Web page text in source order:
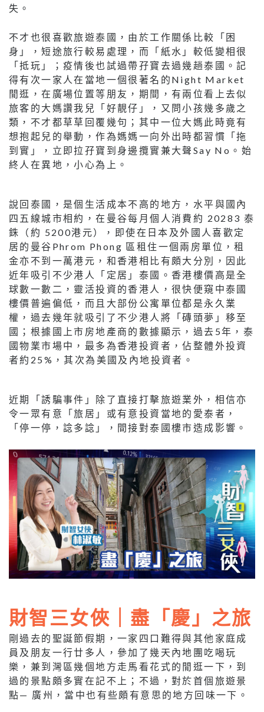
失。
不才也很喜歡旅遊泰國，由於工作關係比較「困
身」，短途旅行較易處理，而「紙水」較低變相很
「抵玩」；疫情後也試過帶孖寶去過幾趟泰國。記
得有次一家人在當地一個很著名的Night Market
閒逛，在廣場位置等朋友，期間，有兩位看上去似
旅客的大媽讚我兒「好靚仔」，又問小孩幾多歲之
類，不才都草草回覆幾句；其中一位大媽此時竟有
想抱起兒的舉動，作為媽媽一向外出時都習慣「拖
到實」，立即拉孖寶到身邊攬實兼大聲Say No。始
終人在異地，小心為上。
說回泰國，是個生活成本不高的地方，水平與國內
四五線城市相約，在曼谷每月個人消費約 20283 泰
銖（約 5200港元），即使在日本及外國人喜歡定
居的曼谷Phrom Phong 區租住一個兩房單位，租
金亦不到一萬港元，和香港相比有頗大分別，因此
近年吸引不少港人「定居」泰國。香港樓價高是全
球數一數二，靈活投資的香港人，很快便窺中泰國
樓價普遍偏低，而且大部份公寓單位都是永久業
權，過去幾年就吸引了不少港人將「磚頭夢」移至
國；根據國上市房地產商的數據顯示，過去5年，泰
國物業市場中，最多為香港投資者，佔整體外投資
者約25%，其次為美國及內地投資者。
近期「誘騙事件」除了直接打擊旅遊業外，相信亦
令一眾有意「旅居」或有意投資當地的愛泰者，
「停一停，諗多諗」，間接對泰國樓市造成影響。
財智三女俠｜盡「慶」之旅
剛過去的聖誕節假期，一家四口難得與其他家庭成
員及朋友一行廿多人，參加了幾天內地團吃喝玩
樂，兼到灣區幾個地方走馬看花式的閒逛一下，到
過的景點頗多實在記不上；不過，對於首個旅遊景
點— 廣州，當中也有些頗有意思的地方回味一下。